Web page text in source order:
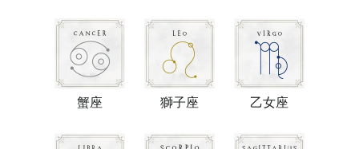
蟹座 獅子座 乙女座